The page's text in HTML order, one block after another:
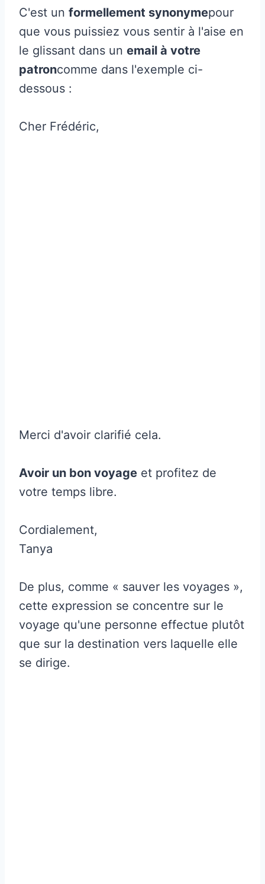
C'est un formellement synonymepour
que vous puissiez vous sentir à l'aise en
le glissant dans un email à votre
patroncomme dans l'exemple ci-
dessous :
Cher Frédéric,
Merci d'avoir clarifié cela.
Avoir un bon voyage et profitez de
votre temps libre.
Cordialement,
Tanya
De plus, comme « sauver les voyages »,
cette expression se concentre sur le
voyage qu'une personne effectue plutôt
que sur la destination vers laquelle elle
se dirige.